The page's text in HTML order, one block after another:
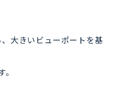
大きいビューポートを基